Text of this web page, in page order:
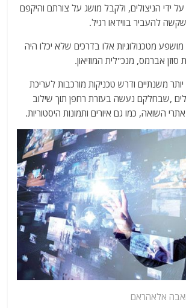
ידי הניצולים, ולקבל מושג על צורתם והיקפם
להעביר בווידאו רגיל.
מטכנולוגיות אלו בדרכים שלא יכלו היה
אברמס, מנכ"לית המוזיאון.
משנתיים ודרש טכניקות מורכבות לעריכת
,שבחלקם נעשה בעזרת רחפן תוך שילוב
השואה, כמו גם איורים ותמונות היסטוריות.
אלאהראם